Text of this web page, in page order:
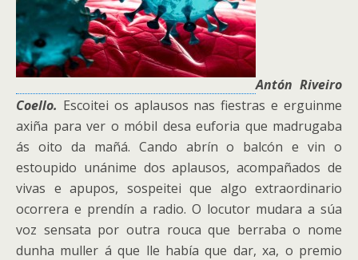
Antón Riveiro
Coello. Escoitei os aplausos nas fiestras e erguinme
axiña para ver o móbil desa euforia que madrugaba
ás oito da mañá. Cando abrín o balcón e vin o
estoupido unánime dos aplausos, acompañados de
vivas e apupos, sospeitei que algo extraordinario
ocorrera e prendín a radio. O locutor mudara a súa
voz sensata por outra rouca que berraba o nome
dunha muller á que lle había que dar, xa, o premio